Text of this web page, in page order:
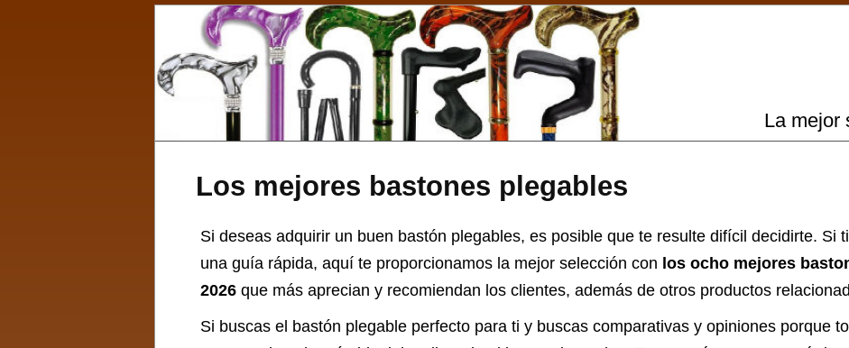
Los mejores bastones plegables
La mejor
Si deseas adquirir un buen bastón plegables, es posible que te resulte difícil decidirte. Si
una guía rápida, aquí te proporcionamos la mejor selección con los ocho mejores
2026 que más aprecian y recomiendan los clientes, además de otros productos
Si buscas el bastón plegable perfecto para ti y buscas comparativas y opiniones porque